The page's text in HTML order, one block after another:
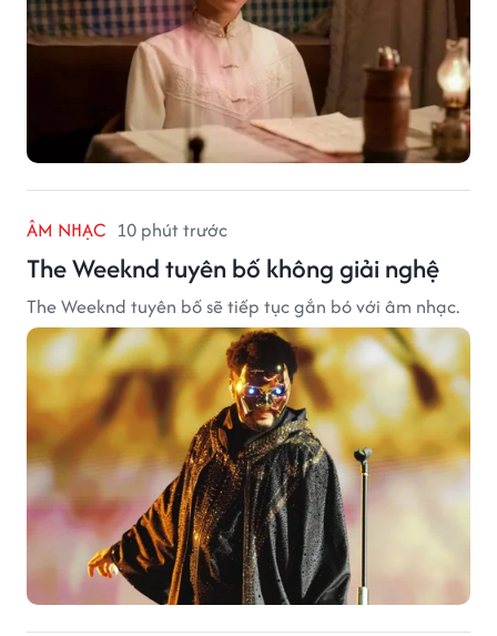
ÂM NHẠC 10 phút trước
The Weeknd tuyên bố không giải nghệ
The Weeknd tuyên bố sẽ tiếp tục gắn bó với âm nhạc.